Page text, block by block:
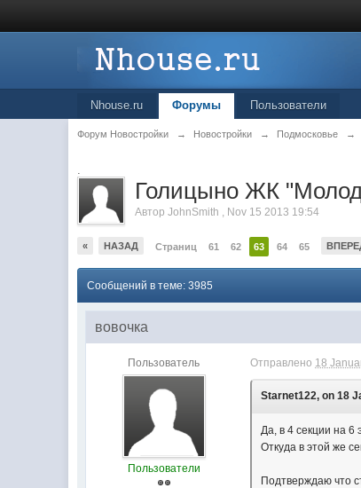
Nhouse.ru Форумы Пользователи
Форум Новостройки → Новостройки → Подмосковье →
.
Голицыно ЖК
АвторJohnSmith , Nov 15 2013 19:54
« НАЗАД Страниц 61 62 63 64 65
Сообщений в теме: 3985
вовочка
Пользователь
Пользователи
Отправлено 18
Starnet122, on 18
Да, в 4 секции на 6
Откуда в этой же
Подтверждаю что